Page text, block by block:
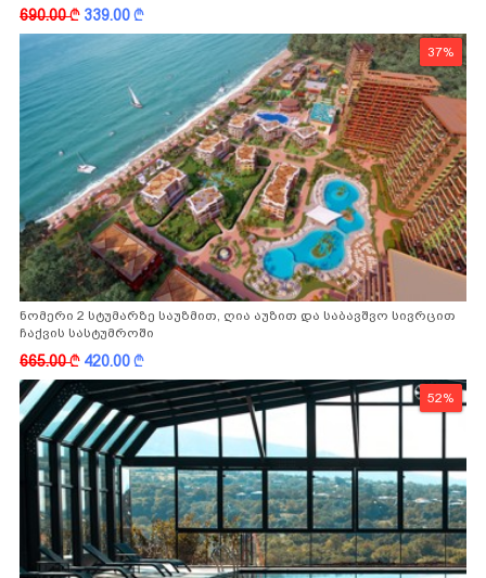
690.00k 339.00k
37%
ნომერი 2 სტუმარზე საუზმით, ღია აუზით და საბავშვო სივრცით
ჩაქვის სასტუმროში
665.00k 420.00k
52%